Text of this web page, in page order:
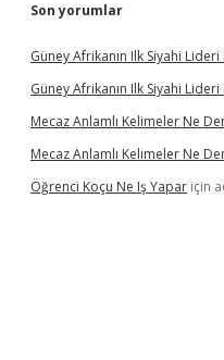
Son yorumlar
Güney Afrikanın Ilk Siyahi
Güney Afrikanın Ilk Siyahi
Mecaz Anlamlı Kelimeler Ne
Mecaz Anlamlı Kelimeler Ne
Öğrenci Koçu Ne Iş Yapar için